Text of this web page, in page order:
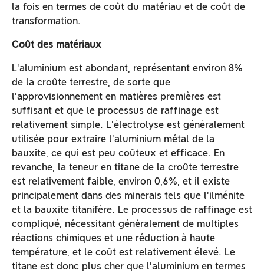
la fois en termes de coût du matériau et de coût de
transformation.
Coût des matériaux
L'aluminium est abondant, représentant environ 8%
de la croûte terrestre, de sorte que
l'approvisionnement en matières premières est
suffisant et que le processus de raffinage est
relativement simple. L'électrolyse est généralement
utilisée pour extraire l'aluminium métal de la
bauxite, ce qui est peu coûteux et efficace. En
revanche, la teneur en titane de la croûte terrestre
est relativement faible, environ 0,6%, et il existe
principalement dans des minerais tels que l'ilménite
et la bauxite titanifère. Le processus de raffinage est
compliqué, nécessitant généralement de multiples
réactions chimiques et une réduction à haute
température, et le coût est relativement élevé. Le
titane est donc plus cher que l'aluminium en termes